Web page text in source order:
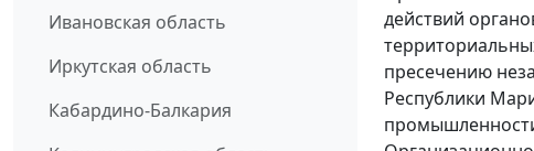
Ивановская область
Иркутская область
Кабардино-Балкария
действий
пресечению
Республики